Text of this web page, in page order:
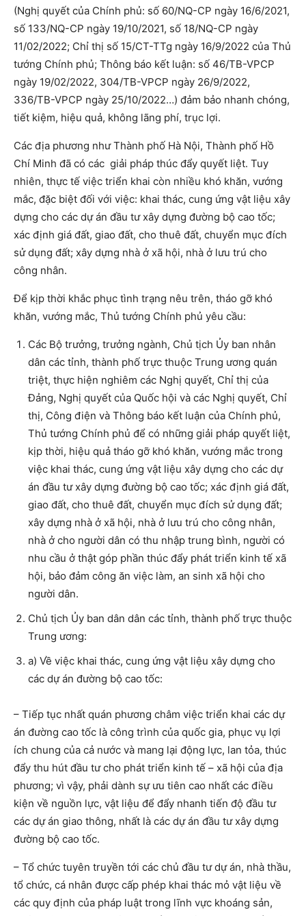
(Nghị quyết của Chính phủ: số 60/NQ-CP ngày 16/6/2021,
số 133/NQ-CP ngày 19/10/2021, số 18/NQ-CP ngày
11/02/2022; Chỉ thị số 15/CT-TTg ngày 16/9/2022 của Thủ
tướng Chính phủ; Thông báo kết luận: số 46/TB-VPCP
ngày 19/02/2022, 304/TB-VPCP ngày 26/9/2022,
336/TB-VPCP ngày 25/10/2022…) đảm bảo nhanh chóng,
tiết kiệm, hiệu quả, không lãng phí, trục lợi.
Các địa phương như Thành phố Hà Nội, Thành phố Hồ
Chí Minh đã có các giải pháp thúc đẩy quyết liệt. Tuy
nhiên, thực tế việc triển khai còn nhiều khó khăn, vướng
mắc, đặc biệt đối với việc: khai thác, cung ứng vật liệu xây
dựng cho các dự án đầu tư xây dựng đường bộ cao tốc;
xác định giá đất, giao đất, cho thuê đất, chuyển mục đích
sử dụng đất; xây dựng nhà ở xã hội, nhà ở lưu trú cho
công nhân.
Để kịp thời khắc phục tình trạng nêu trên, tháo gỡ khó
khăn, vướng mắc, Thủ tướng Chính phủ yêu cầu:
Các Bộ trưởng, trưởng ngành, Chủ tịch Ủy ban nhân
dân các tỉnh, thành phố trực thuộc Trung ương quán
triệt, thực hiện nghiêm các Nghị quyết, Chỉ thị của
Đảng, Nghị quyết của Quốc hội và các Nghị quyết, Chỉ
thị, Công điện và Thông báo kết luận của Chính phủ,
Thủ tướng Chính phủ để có những giải pháp quyết liệt,
kịp thời, hiệu quả tháo gỡ khó khăn, vướng mắc trong
việc khai thác, cung ứng vật liệu xây dựng cho các dự
án đầu tư xây dựng đường bộ cao tốc; xác định giá đất,
giao đất, cho thuê đất, chuyển mục đích sử dụng đất;
xây dựng nhà ở xã hội, nhà ở lưu trú cho công nhân,
nhà ở cho người dân có thu nhập trung bình, người có
nhu cầu ở thật góp phần thúc đẩy phát triển kinh tế xã
hội, bảo đảm công ăn việc làm, an sinh xã hội cho
người dân.
Chủ tịch Ủy ban dân dân các tỉnh, thành phố trực thuộc
Trung ương:
a) Về việc khai thác, cung ứng vật liệu xây dựng cho
các dự án đường bộ cao tốc:
– Tiếp tục nhất quán phương châm việc triển khai các dự
án đường cao tốc là công trình của quốc gia, phục vụ lợi
ích chung của cả nước và mang lại động lực, lan tỏa, thúc
đẩy thu hút đầu tư cho phát triển kinh tế – xã hội của địa
phương; vì vậy, phải dành sự ưu tiên cao nhất các điều
kiện về nguồn lực, vật liệu để đẩy nhanh tiến độ đầu tư
các dự án giao thông, nhất là các dự án đầu tư xây dựng
đường bộ cao tốc.
– Tổ chức tuyên truyền tới các chủ đầu tư dự án, nhà thầu,
tổ chức, cá nhân được cấp phép khai thác mỏ vật liệu về
các quy định của pháp luật trong lĩnh vực khoáng sản,